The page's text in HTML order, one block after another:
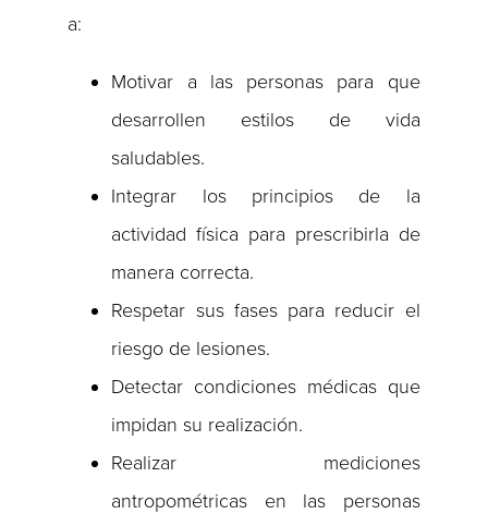
a:
Motivar a las personas para que
desarrollen estilos de vida
saludables.
Integrar los principios de la
actividad física para prescribirla de
manera correcta.
Respetar sus fases para reducir el
riesgo de lesiones.
Detectar condiciones médicas que
impidan su realización.
Realizar mediciones
antropométricas en las personas